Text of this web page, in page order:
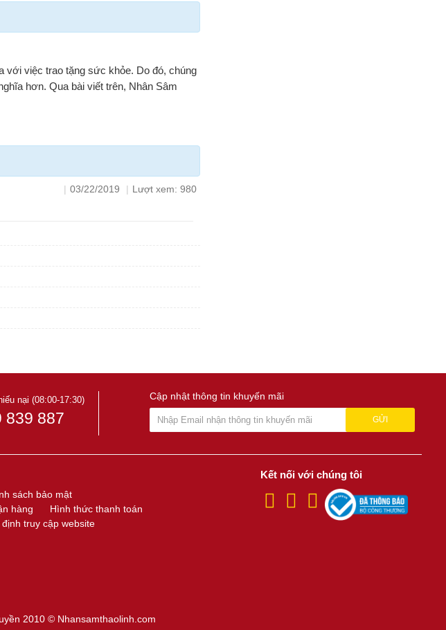
với việc trao tặng sức khỏe. Do đó, chúng
hơn. Qua bài viết trên, Nhân Sâm
| 03/22/2019 | Lượt xem: 980
nại (08:00-17:30)
839 887
Cập nhật thông tin khuyến mãi
GỬI
sách bảo mật
hàng
Hình thức thanh toán
định truy cập website
Kết nối với chúng tôi
2010 © Nhansamthaolinh.com